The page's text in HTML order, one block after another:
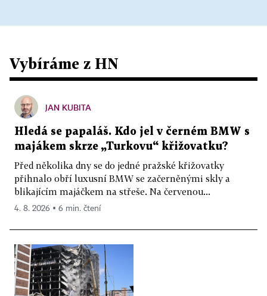
Vybíráme z HN
JAN KUBITA
Hledá se papaláš. Kdo jel v černém BMW s
majákem skrze „Turkovu“ křižovatku?
Před několika dny se do jedné pražské křižovatky
přihnalo obří luxusní BMW se začerněnými skly a
blikajícím majáčkem na střeše. Na červenou...
4. 8. 2026 ▪ 6 min. čtení